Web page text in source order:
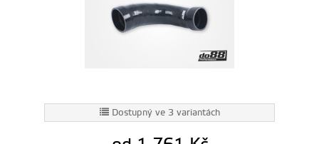
Dostupný ve 3 variantách